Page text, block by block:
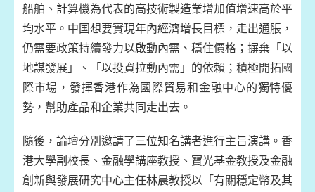
船舶、計算機為代表的高技術製造業增加值增速高於平
均水平。中国想要實現年內經濟增長目標，走出通脹，
仍需要政策持續發力以啟動內需、穩住價格；摒棄「以
地謀發展」、「以投資拉動內需」的依賴；積極開拓國
際市場，發揮香港作為國際貿易和金融中心的獨特優
勢，幫助產品和企業共同走出去。
隨後，論壇分別邀請了三位知名講者進行主旨演講。香
港大學副校長、金融學講座教授、寶光基金教授及金融
創新與發展研究中心主任林晨教授以「有關穩定幣及其